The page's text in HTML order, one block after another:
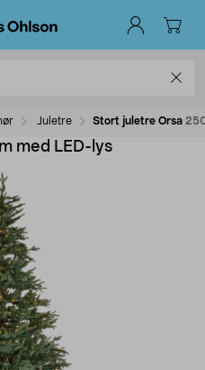
Juletre Stort juletre Orsa
med LED-lys